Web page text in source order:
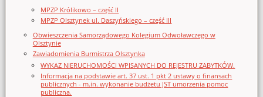
MPZP Królikowo – część II
MPZP Olsztynek ul. Daszyńskiego – część III
Obwieszczenia Samorządowego Kolegium Odwoławczego w
Olsztynie
Zawiadomienia Burmistrza Olsztynka
WYKAZ NIERUCHOMOŚCI WPISANYCH DO REJESTRU ZABYTKÓW.
Informacja na podstawie art. 37 ust. 1 pkt 2 ustawy o finansach
publicznych - m.in. wykonanie budżetu JST umorzenia pomoc
publiczna.